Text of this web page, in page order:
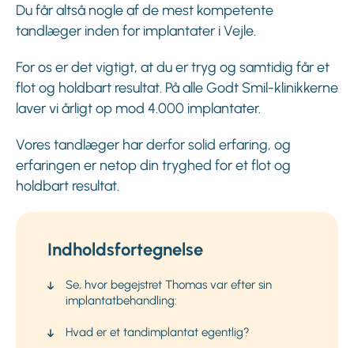
Du får altså nogle af de mest kompetente
tandlæger inden for implantater i Vejle.
For os er det vigtigt, at du er tryg og samtidig får et
flot og holdbart resultat. På alle Godt Smil-klinikkerne
laver vi årligt op mod 4.000 implantater.
Vores tandlæger har derfor solid erfaring, og
erfaringen er netop din tryghed for et flot og
holdbart resultat.
Indholdsfortegnelse
Se, hvor begejstret Thomas var efter sin
implantatbehandling:
Hvad er et tandimplantat egentlig?